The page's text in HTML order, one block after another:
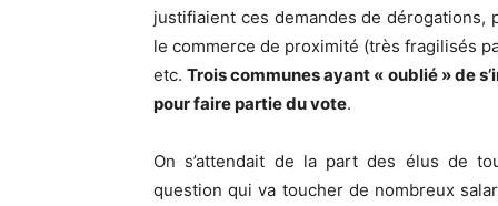
justifiaient ces demandes de
le commerce de proximité (très fragilisés
etc.Trois communes ayant « oublié » de
pour faire partie du vote.
On s’attendait de la part des élus de
question qui va toucher de nombreux